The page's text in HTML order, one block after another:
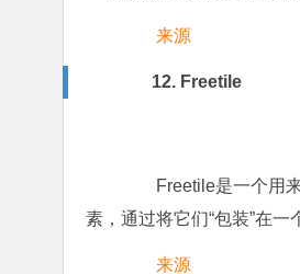
来源
12. Freetile
Freetile是一个用来
素，通过将它们“包装”在
来源